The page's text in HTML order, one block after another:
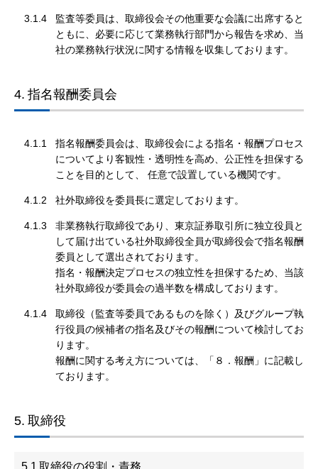
3.1.4
監査等委員は、取締役会その他重要な会議に出席すると
ともに、必要に応じて業務執行部門から報告を求め、当
社の業務執行状況に関する情報を収集しております。
4. 指名報酬委員会
4.1.1
指名報酬委員会は、取締役会による指名・報酬プロセス
についてより客観性・透明性を高め、公正性を担保する
ことを目的として、 任意で設置している機関です。
4.1.2 社外取締役を委員長に選定しております。
4.1.3
非業務執行取締役であり、東京証券取引所に独立役員と
して届け出ている社外取締役全員が取締役会で指名報酬
委員として選出されております。
指名・報酬決定プロセスの独立性を担保するため、当該
社外取締役が委員会の過半数を構成しております。
4.1.4
取締役（監査等委員であるものを除く）及びグループ執
行役員の候補者の指名及びその報酬について検討してお
ります。
報酬に関する考え方については、「８．報酬」に記載し
ております。
5. 取締役